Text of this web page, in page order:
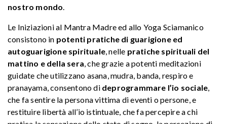
nostro mondo.
Le Iniziazioni al Mantra Madre ed allo Yoga Sciamanico
consistono in potenti pratiche di guarigione ed
autoguarigione spirituale, nelle pratiche spirituali del
mattino e della sera, che grazie a potenti meditazioni
guidate che utilizzano asana, mudra, banda, respiro e
pranayama, consentono di deprogrammare l’io sociale,
che fa sentire la persona vittima di eventi o persone, e
restituire libertà all’io istintuale, che fa percepire a chi